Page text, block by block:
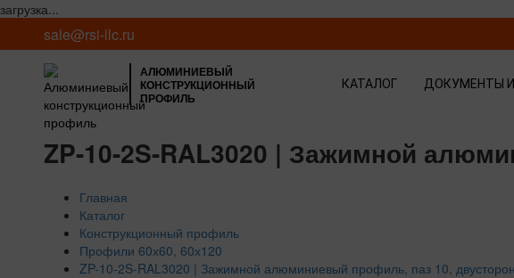
загрузка...
sale@rsi-llc.ru
АЛЮМИНИЕВЫЙ
КОНСТРУКЦИОННЫЙ
ПРОФИЛЬ
КАТАЛОГ ДОКУМЕНТЫ
ZP-10-2S-RAL3020 | Зажимной
Главная
Каталог
Конструкционный профиль
Профили 60х60, 60х120
ZP-10-2S-RAL3020 | Зажимной алюминиевый профиль, паз 10,